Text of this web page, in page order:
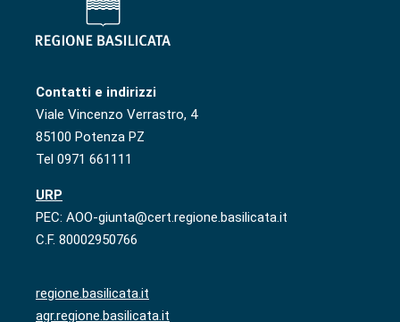
Contatti e indirizzi
Viale Vincenzo Verrastro, 4
85100 Potenza PZ
Tel 0971 661111
URP
PEC: AOO-giunta@cert.regione.basilicata.it
C.F. 80002950766
regione.basilicata.it
agr.regione.basilicata.it